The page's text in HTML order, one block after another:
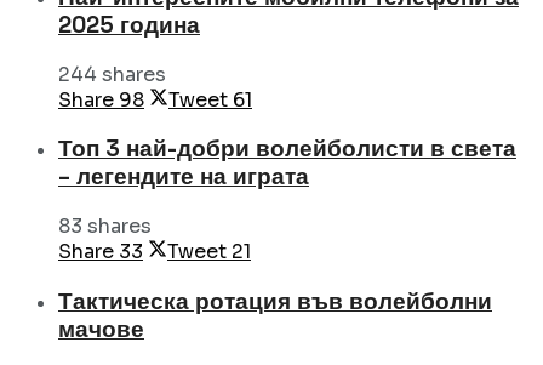
2025 година
244 shares
Share 98 Tweet 61
Топ 3 най-добри волейболисти в света
– легендите на играта
83 shares
Share 33 Tweet 21
Тактическа ротация във волейболни
мачове